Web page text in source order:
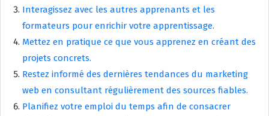
Interagissez avec les autres apprenants et les
formateurs pour enrichir votre apprentissage.
Mettez en pratique ce que vous apprenez en créant des
projets concrets.
Restez informé des dernières tendances du marketing
web en consultant régulièrement des sources fiables.
Planifiez votre emploi du temps afin de consacrer